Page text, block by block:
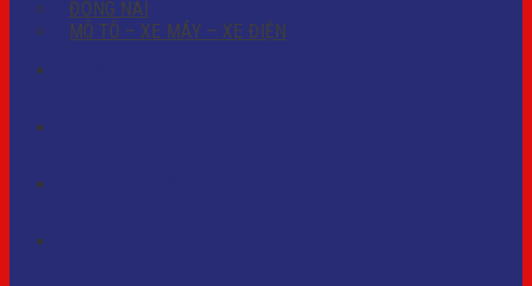
ĐỒNG NAI
MÔ TÔ – XE MÁY – XE ĐIỆN